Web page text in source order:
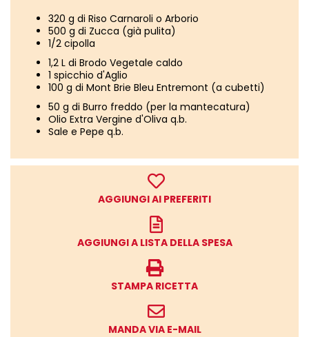
320 g di Riso Carnaroli o Arborio
500 g di Zucca (già pulita)
1/2 cipolla
1,2 L di Brodo Vegetale caldo
1 spicchio d'Aglio
100 g di Mont Brie Bleu Entremont (a cubetti)
50 g di Burro freddo (per la mantecatura)
Olio Extra Vergine d'Oliva q.b.
Sale e Pepe q.b.
AGGIUNGI AI PREFERITI
AGGIUNGI A LISTA DELLA SPESA
STAMPA RICETTA
MANDA VIA E-MAIL